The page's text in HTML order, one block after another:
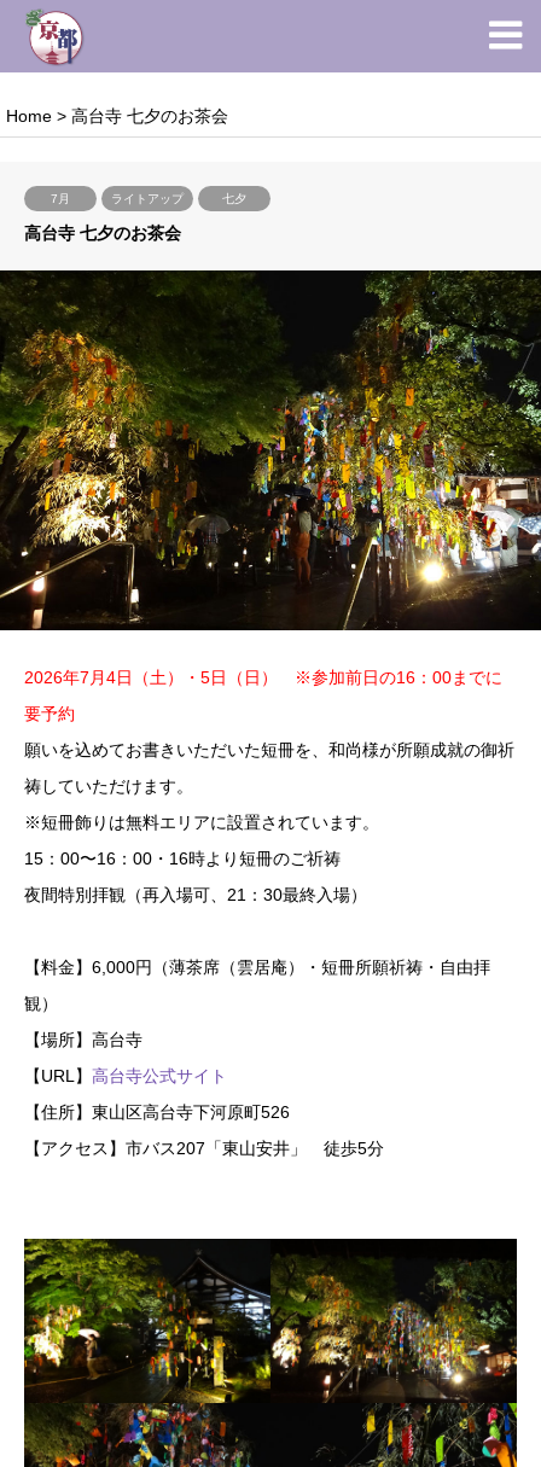
Home > 高台寺 七夕のお茶会
7月 ライトアップ 七夕
高台寺 七夕のお茶会
2026年7月4日 （土）・ 5日
（日） ※参加前日の16：00までに
要予約
願いを込めてお書きいただいた短冊を、和尚様が所願成就の御祈
祷していただけます。
※短冊飾りは無料エリアに設置されています。
15：00〜16：00・16時より短冊のご祈祷
夜間特別拝観（再入場可、21：30最終入場）
【料金】6,000円（薄茶席（雲居庵）・短冊所願祈祷・自由拝
観）
【場所】高台寺
【URL】 高台寺公式サイト
【住所】東山区高台寺下河原町526
【アクセス】市バス207「東山安井」 徒歩5分